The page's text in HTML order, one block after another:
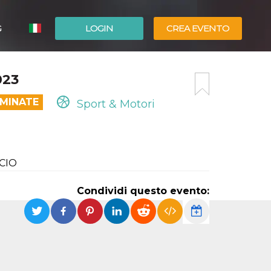
LOGIN CREA EVENTO
Sport & Motori
Condividi questo evento: